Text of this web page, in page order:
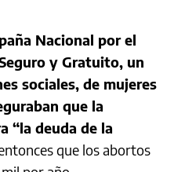
Nacional por el
y Gratuito, un
sociales, de mujeres
que la
“la deuda de la
que los abortos